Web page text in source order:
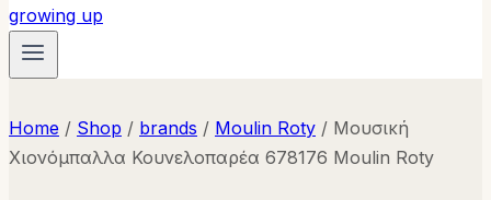
Home / Shop / brands / Moulin Roty / Μουσική
Χιονόμπαλλα Κουνελοπαρέα 678176 Moulin Roty